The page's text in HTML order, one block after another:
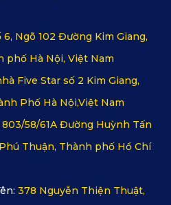
cắt công nghiệp CNC
CNC là tuyệt đối, bởi vậy khi
của những kỹ sư KATA, mọi
kích thước trọn vẹn nhất, chính
làm mềm và kiểm tra độ phẳng
bề mặt thảm. Nhằm chắc chắn
6, Ngõ 102 Đường Kim Giang,
phố Hà Nội, Việt Nam
Five Star số 2 Kim Giang,
Phố Hà Nội,Việt Nam
803/58/61A Đường Huỳnh Tấn
Thuận, Thành phố Hồ Chí
378 Nguyễn Thiện Thuật,